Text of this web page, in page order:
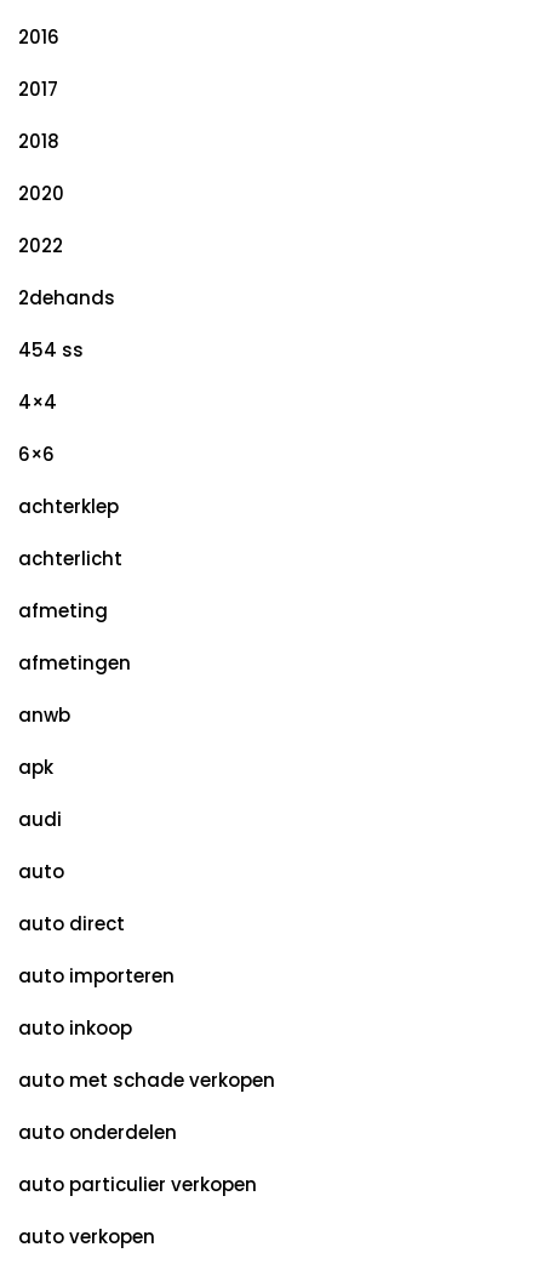
2016
2017
2018
2020
2022
2dehands
454 ss
4×4
6×6
achterklep
achterlicht
afmeting
afmetingen
anwb
apk
audi
auto
auto direct
auto importeren
auto inkoop
auto met schade verkopen
auto onderdelen
auto particulier verkopen
auto verkopen